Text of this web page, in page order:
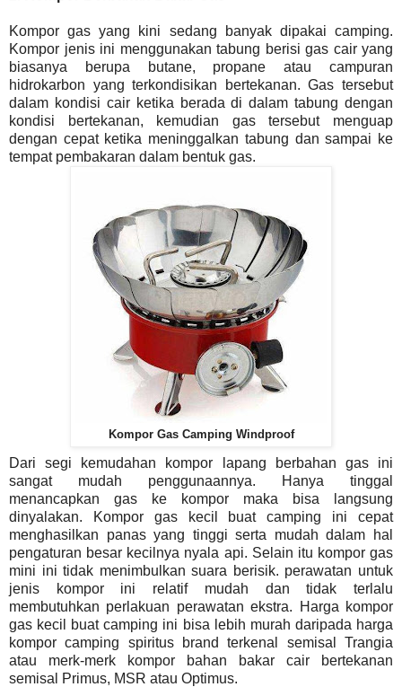
Kompor gas yang kini sedang banyak dipakai camping.
Kompor jenis ini menggunakan tabung berisi gas cair yang
biasanya berupa butane, propane atau campuran
hidrokarbon yang terkondisikan bertekanan. Gas tersebut
dalam kondisi cair ketika berada di dalam tabung dengan
kondisi bertekanan, kemudian gas tersebut menguap
dengan cepat ketika meninggalkan tabung dan sampai ke
tempat pembakaran dalam bentuk gas.
Kompor Gas Camping Windproof
Dari segi kemudahan kompor lapang berbahan gas ini
sangat mudah penggunaannya. Hanya tinggal
menancapkan gas ke kompor maka bisa langsung
dinyalakan. Kompor gas kecil buat camping ini cepat
menghasilkan panas yang tinggi serta mudah dalam hal
pengaturan besar kecilnya nyala api. Selain itu kompor gas
mini ini tidak menimbulkan suara berisik. perawatan untuk
jenis kompor ini relatif mudah dan tidak terlalu
membutuhkan perlakuan perawatan ekstra. Harga kompor
gas kecil buat camping ini bisa lebih murah daripada harga
kompor camping spiritus brand terkenal semisal Trangia
atau merk-merk kompor bahan bakar cair bertekanan
semisal Primus, MSR atau Optimus.